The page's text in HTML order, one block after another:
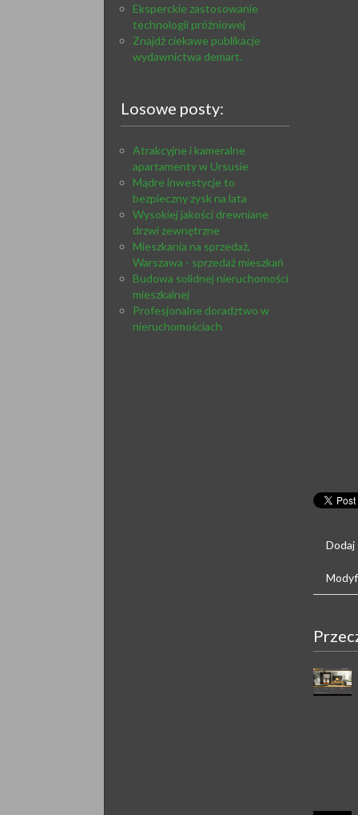
Eksperckie zastosowanie
technologii próżniowej
Znajdź ciekawe publikacje
wydawnictwa demart.
Losowe posty:
Atrakcyjne i kameralne
apartamenty w Ursusie
Mądre inwestycje to
bezpieczny zysk na lata
Wysokiej jakości drewniane
drzwi zewnętrzne
Mieszkania na sprzedaż,
Warszawa - sprzedaż mieszkań
Budowa solidnej nieruchomości
mieszkalnej
Profesjonalne doradztwo w
nieruchomościach
Dodaj